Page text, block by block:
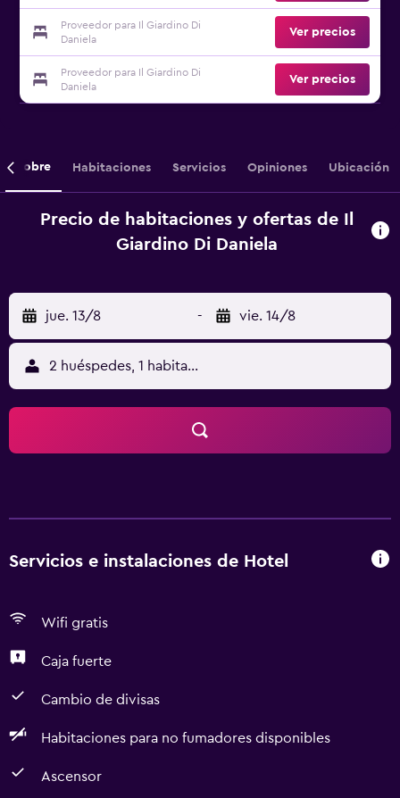
Proveedor para Il Giardino Di
Daniela
Ver precios
Proveedor para Il Giardino Di
Daniela
Ver precios
Sobre Habitaciones Servicios Opiniones Ubicación
Precio de habitaciones y ofertas de Il
Giardino Di Daniela
jue. 13/8 - vie. 14/8
2 huéspedes, 1 habitación
Servicios e instalaciones de Hotel
Wifi gratis
Caja fuerte
Cambio de divisas
Habitaciones para no fumadores disponibles
Ascensor